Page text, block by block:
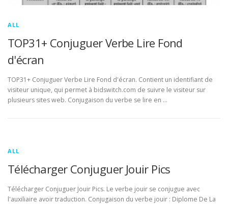
ALL
TOP31+ Conjuguer Verbe Lire Fond
d'écran
TOP31+ Conjuguer Verbe Lire Fond d'écran. Contient un identifiant de
visiteur unique, qui permet à bidswitch.com de suivre le visiteur sur
plusieurs sites web. Conjugaison du verbe se lire en …
ALL
Télécharger Conjuguer Jouir Pics
Télécharger Conjuguer Jouir Pics. Le verbe jouir se conjugue avec
l'auxiliaire avoir traduction. Conjugaison du verbe jouir : Diplome De La